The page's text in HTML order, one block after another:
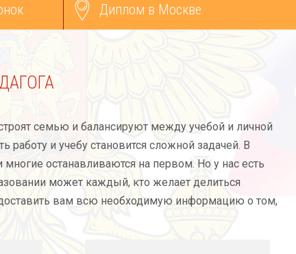
Диплом в Москве
семью и балансируют между учебой и личной
и учебу становится сложной задачей. В
останавливаются на первом. Но у нас есть
может каждый, кто желает делиться
вам всю необходимую информацию о том,